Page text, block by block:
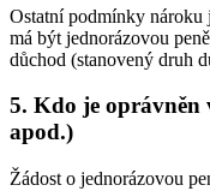
Ostatní podmínky nároku
má být jednorázovou
důchod (stanovený druh
5. Kdo je oprávněn
apod.)
Žádost o jednorázovou